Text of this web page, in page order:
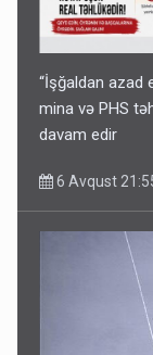
“İşğaldan azad
mina və PHS
davam edir
6 Avqust